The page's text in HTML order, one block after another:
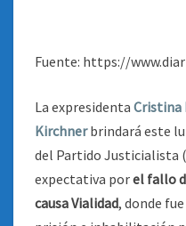
Fuente: https://
La expresidenta Cristina
Kirchnerbrindará este
del Partido Justicialista
expectativa porel fallo
causa Vialidad, donde